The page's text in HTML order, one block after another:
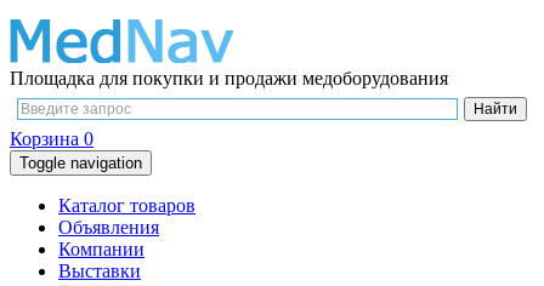
Площадка для покупки и продажи медоборудования
Корзина 0
Toggle navigation
Каталог товаров
Объявления
Компании
Выставки